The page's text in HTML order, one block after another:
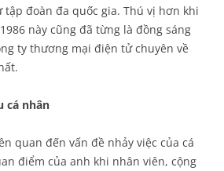
đoàn đa quốc gia. Thú vị hơn khi
này cũng đã từng là đồng sáng
ty thương mại điện tử chuyên về
cá nhân
quan đến vấn đề nhảy việc của cá
điểm của anh khi nhân viên, cộng